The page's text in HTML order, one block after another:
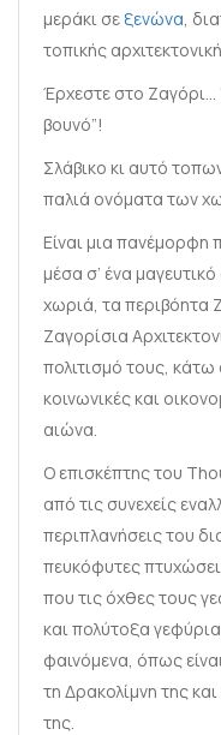
μεράκι σε ξενώνα,
τοπικής
Έρχεστε στο Ζαγόρι…
βουνό”!
Σλάβικο κι αυτό
παλιά ονόματα των
Είναι μια πανέμορφη
μέσα σ’ ένα
χωριά, τα περιβόητα
Ζαγορίσια
πολιτισμό τους,
κοινωνικές και
αιώνα.
Ο επισκέπτης του
από τις συνεχείς
περιπλανήσεις του
πευκόφυτες
που τις όχθες τους
και πολύτοξα
φαινόμενα, όπως
τη Δρακολίμνη της
της.